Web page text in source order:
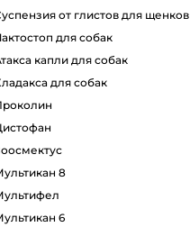
суспензия от глистов для щенков
лактостоп для собак
атакса капли для собак
кладакса для собак
проколин
цистофан
зоосмектус
мультикан 8
мультифел
мультикан 6